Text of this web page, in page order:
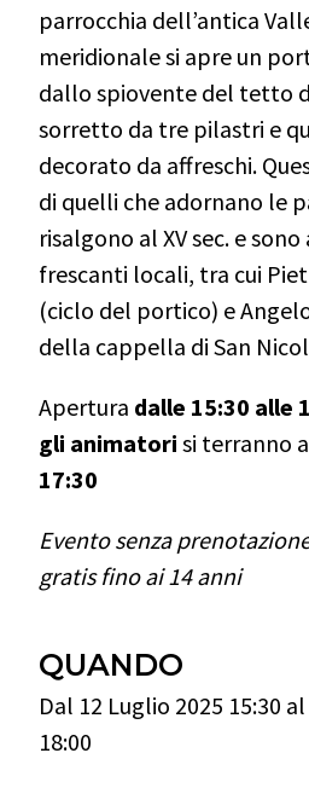
parrocchia dell’antica
meridionale si apre un
dallo spiovente del tetto
sorretto da tre pilastri e
decorato da affreschi.
di quelli che adornano le
risalgono al XV sec. e
frescanti locali, tra cui
(ciclo del portico) e
della cappella di San
Apertura dalle 15:30 alle
gli animatori si terranno
17:30
Evento senza
gratis fino ai 14 anni
QUANDO
Dal 12 Luglio 2025 15:30
18:00